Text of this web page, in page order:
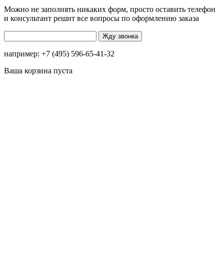
Можно не заполнять никаких форм, просто оставить телефон
и консультант решит все вопросы по оформлению заказа
например: +7 (495) 596-65-41-32
Ваша корзина пуста